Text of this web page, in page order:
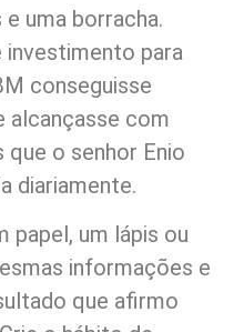
uma borracha.
investimento para
conseguisse
alcançasse com
o senhor Enio
diariamente.
papel, um lápis ou
informações e
que afirmo